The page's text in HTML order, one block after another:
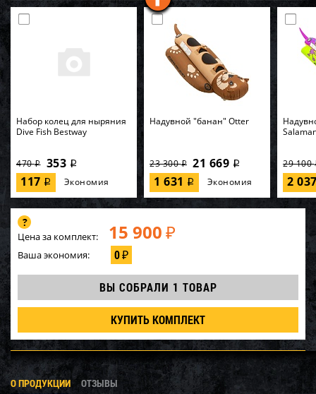
Набор колец для ныряния
Dive Fish Bestway
470i 353 i
117 i Экономия
Надувной "банан" Otter
23 300i 21 669 i
1 631 i Экономия
29 100
2
Цена за комплект: 15 900 ₽
Ваша экономия: 0₽
ВЫ СОБРАЛИ 1 ТОВАР
КУПИТЬ КОМПЛЕКТ
О ПРОДУКЦИИ ОТЗЫВЫ